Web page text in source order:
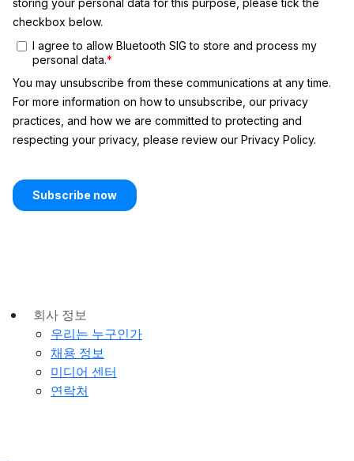
회사 정보
우리는 누구인가
채용 정보
미디어 센터
연락처